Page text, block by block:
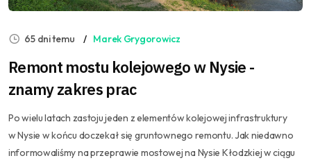
65 dni temu Marek Grygorowicz
Remont mostu kolejowego w Nysie -
znamy zakres prac
Po wielu latach zastoju jeden z elementów kolejowej infrastruktury
w Nysie w końcu doczekał się gruntownego remontu. Jak niedawno
informowaliśmy na przeprawie mostowej na Nysie Kłodzkiej w ciągu